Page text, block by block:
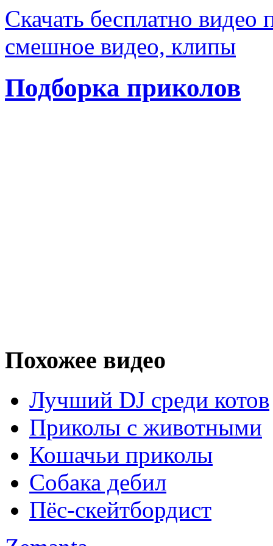
Скачать бесплатно
смешное видео, клипы
Подборка приколов
Похожее видео
Лучший DJ среди котов
Приколы с животными
Кошачьи приколы
Собака дебил
Пёс-скейтбордист